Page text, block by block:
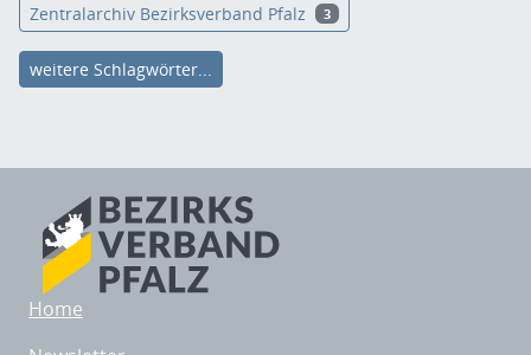
Zentralarchiv Bezirksverband Pfalz 3
weitere Schlagwörter...
Home